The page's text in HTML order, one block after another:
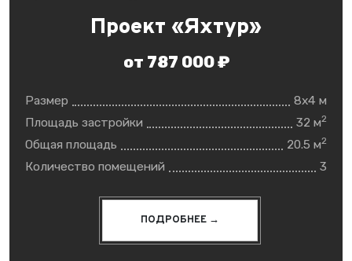
Проект «Яхтур»
от 787 000 ₽
Размер
8x4 м
Площадь застройки
32 м2
Общая площадь 20.5 м2
Количество помещений 3
ПОДРОБНЕЕ →